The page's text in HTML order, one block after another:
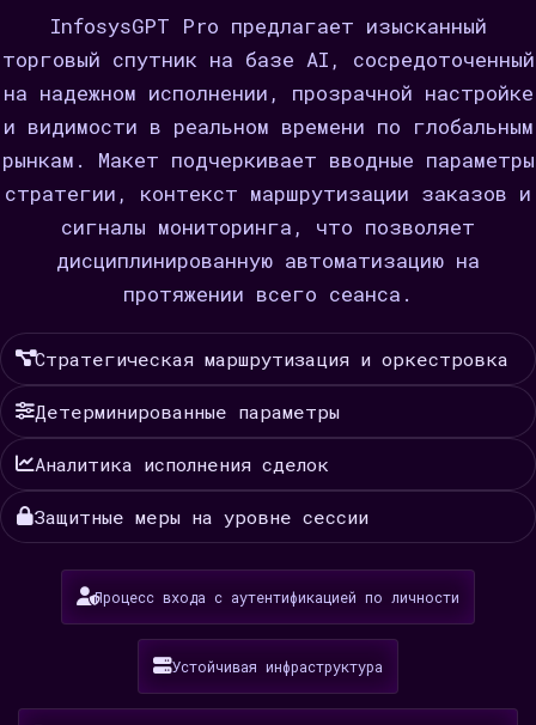
InfosysGPT Pro предлагает изысканный
торговый спутник на базе AI, сосредоточенный
на надежном исполнении, прозрачной настройке
и видимости в реальном времени по глобальным
рынкам. Макет подчеркивает вводные параметры
стратегии, контекст маршрутизации заказов и
сигналы мониторинга, что позволяет
дисциплинированную автоматизацию на
протяжении всего сеанса.
Стратегическая маршрутизация и оркестровка
Детерминированные параметры
Аналитика исполнения сделок
Защитные меры на уровне сессии
Процесс входа с аутентификацией по личности
Устойчивая инфраструктура